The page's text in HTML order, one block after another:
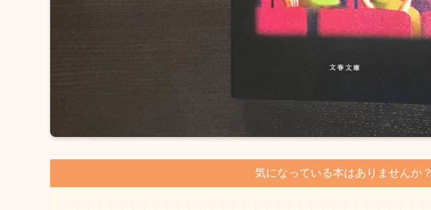
気になっている本はありませんか？